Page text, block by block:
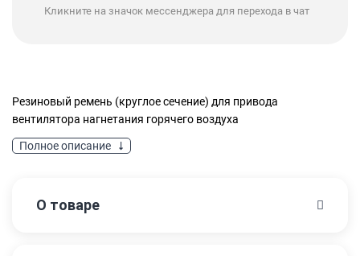
Кликните на значок мессенджера для перехода в чат
Резиновый ремень (круглое сечение) для привода
вентилятора нагнетания горячего воздуха
Полное описание
О товаре